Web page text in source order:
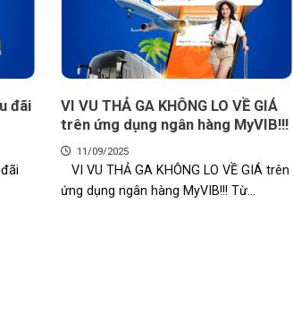
đãi
VI VU THẢ GA KHÔNG LO VỀ GIÁ
trên ứng dụng ngân hàng MyVIB!!!
11/09/2025
VI VU THẢ GA KHÔNG LO VỀ GIÁ trên
ứng dụng ngân hàng MyVIB!!! Từ...